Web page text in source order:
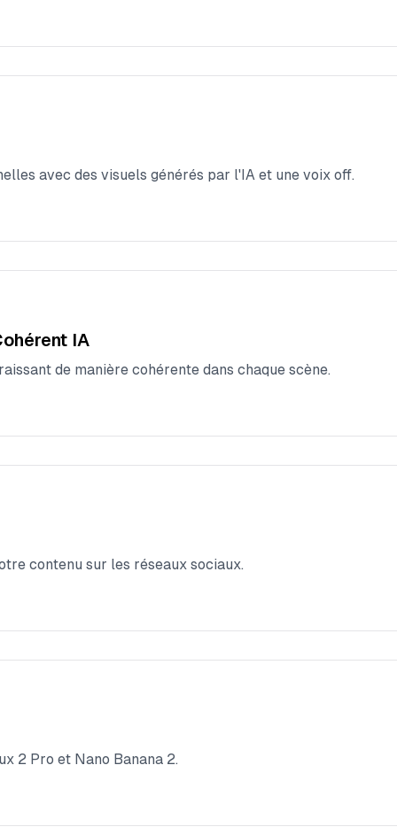
avec des visuels générés par l'IA et une voix off.
IA
de manière cohérente dans chaque scène.
contenu sur les réseaux sociaux.
2 Pro et Nano Banana 2.